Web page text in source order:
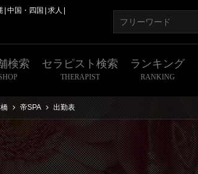
中国・四国
求人
検索 セラピスト検索
THERAPIST
ランキング
RANKING
帝SPA 出勤表